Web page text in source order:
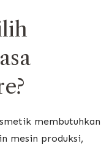
membutuhkan
mesin produksi,